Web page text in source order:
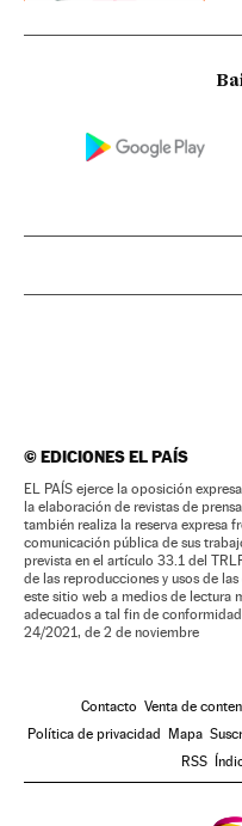
©EDICIONES EL PAÍS
EL PAÍS ejerce la oposición
la elaboración de revistas de
también realiza la reserva expresa
comunicación pública de sus
prevista en el artículo 33.1 del
de las reproducciones y usos de
este sitio web a medios de lectura
adecuados a tal fin de
24/2021, de 2 de noviembre
Contacto Venta de
Política de privacidad Mapa
RSS